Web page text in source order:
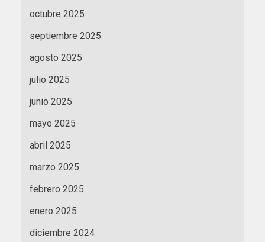
octubre 2025
septiembre 2025
agosto 2025
julio 2025
junio 2025
mayo 2025
abril 2025
marzo 2025
febrero 2025
enero 2025
diciembre 2024